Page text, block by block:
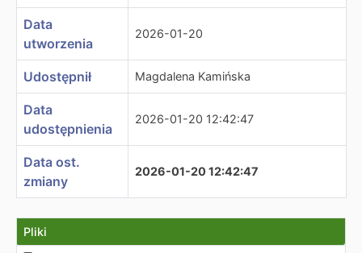
Data
utworzenia
2026-01-20
Udostępnił Magdalena Kamińska
Data
udostępnienia
2026-01-20 12:42:47
Data ost.
zmiany
2026-01-20 12:42:47
Pliki